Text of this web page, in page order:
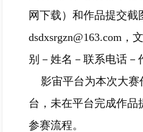
网下载）和作品提交截
dsdxsrgzn@163.com，
别－姓名－联系电话－
影宙平台为本次大赛
台，未在平台完成作品
参赛流程。